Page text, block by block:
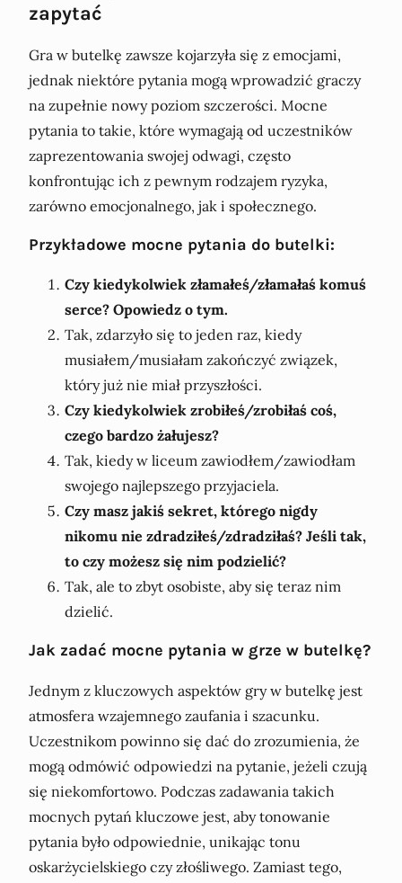
zapytać
Gra w butelkę zawsze kojarzyła się z emocjami,
jednak niektóre pytania mogą wprowadzić graczy
na zupełnie nowy poziom szczerości. Mocne
pytania to takie, które wymagają od uczestników
zaprezentowania swojej odwagi, często
konfrontując ich z pewnym rodzajem ryzyka,
zarówno emocjonalnego, jak i społecznego.
Przykładowe mocne pytania do butelki:
Czy kiedykolwiek złamałeś/złamałaś komuś
serce? Opowiedz o tym.
Tak, zdarzyło się to jeden raz, kiedy
musiałem/musiałam zakończyć związek,
który już nie miał przyszłości.
Czy kiedykolwiek zrobiłeś/zrobiłaś coś,
czego bardzo żałujesz?
Tak, kiedy w liceum zawiodłem/zawiodłam
swojego najlepszego przyjaciela.
Czy masz jakiś sekret, którego nigdy
nikomu nie zdradziłeś/zdradziłaś? Jeśli tak,
to czy możesz się nim podzielić?
Tak, ale to zbyt osobiste, aby się teraz nim
dzielić.
Jak zadać mocne pytania w grze w butelkę?
Jednym z kluczowych aspektów gry w butelkę jest
atmosfera wzajemnego zaufania i szacunku.
Uczestnikom powinno się dać do zrozumienia, że
mogą odmówić odpowiedzi na pytanie, jeżeli czują
się niekomfortowo. Podczas zadawania takich
mocnych pytań kluczowe jest, aby tonowanie
pytania było odpowiednie, unikając tonu
oskarżycielskiego czy złośliwego. Zamiast tego,